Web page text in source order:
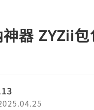
器 ZYZii